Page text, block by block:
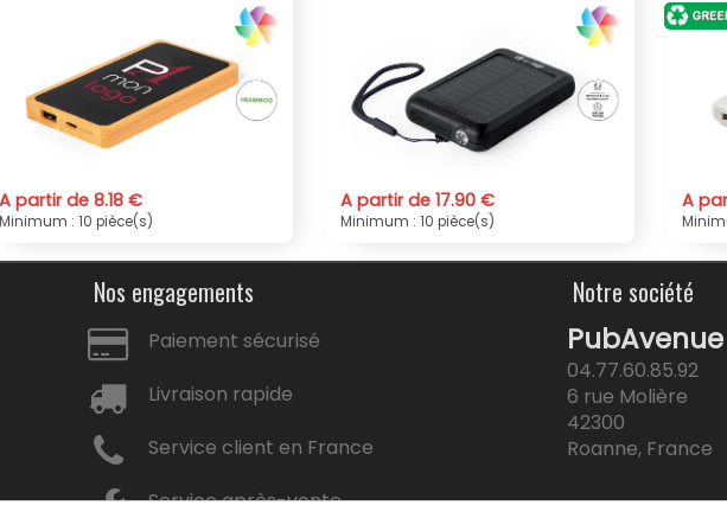
puissant de communication et de publicité. À
cette batterie, c'est également l'occasion
un message, combinant ainsi utilité et visibilité.
En conclusion, que vous cherchiez un
cadeau promotionnel attrayant ou un
communication et votre publicité, la Batterie
mAh personnalisé répond à tous ces
Haryin 5000 mAh
A partir de 17.90 €
Minimum : 10 pièce(s)
8000 mAh
A partir de 9.76 €
Minimum : 10 pièce(s)
Nos engagements
Paiement sécurisé
Livraison rapide
Service client en France
Service après-vente
Notre société
PubAvenue
04.77.60.85.92
6 rue Molière
42300
Roanne, France